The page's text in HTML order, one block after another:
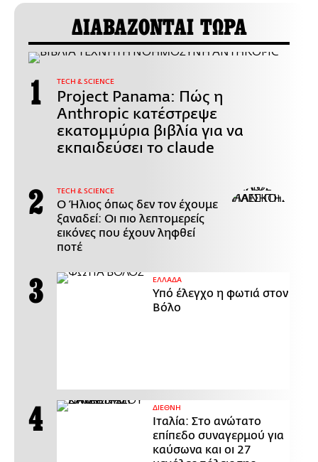
ΔΙΑΒΑΖΟΝΤΑΙ ΤΩΡΑ
ΤECH & SCIENCE
Project Panama: Πώς η
Anthropic κατέστρεψε
εκατομμύρια βιβλία για να
εκπαιδεύσει το claude
ΤECH & SCIENCE
Ο Ήλιος όπως δεν τον έχουμε
ξαναδεί: Οι πιο λεπτομερείς
εικόνες που έχουν ληφθεί
ποτέ
ΕΛΛΑΔΑ
Υπό έλεγχο η φωτιά στον
Βόλο
ΔΙΕΘΝΗ
Ιταλία: Στο ανώτατο
επίπεδο συναγερμού για
καύσωνα και οι 27